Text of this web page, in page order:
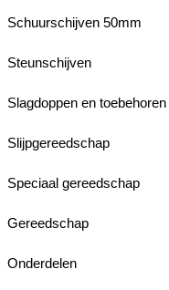
Schuurschijven 50mm
Steunschijven
Slagdoppen en toebehoren
Slijpgereedschap
Speciaal gereedschap
Gereedschap
Onderdelen